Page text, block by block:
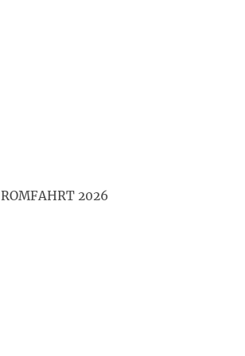
ROMFAHRT 2026